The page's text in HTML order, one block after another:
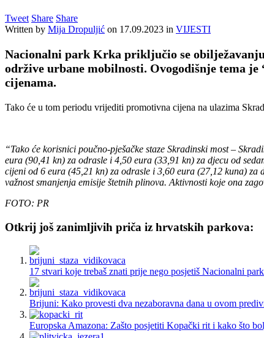
Tweet Share Share
Written by Mija Dropuljić on 17.09.2023 in VIJESTI
Nacionalni park Krka priključio se
održive urbane mobilnosti. Ovogodišnje tema
cijenama.
Tako će u tom periodu vrijediti promotivna cijena na ulazima
“Tako će korisnici poučno-pješačke staze Skradinski most –
eura (90,41 kn) za odrasle i 4,50 eura (33,91 kn) za djecu od
cijeni od 6 eura (45,21 kn) za odrasle i 3,60 eura (27,12 kuna)
važnost smanjenja emisije štetnih plinova. Aktivnosti koje ona
FOTO: PR
Otkrij još zanimljivih priča iz hrvatskih parkova:
17 stvari koje trebaš znati prije nego posjetiš Nacionalni
Brijuni: Kako provesti dva nezaboravna dana u ovom
Europska Amazona: Zašto posjetiti Kopački rit i kako što